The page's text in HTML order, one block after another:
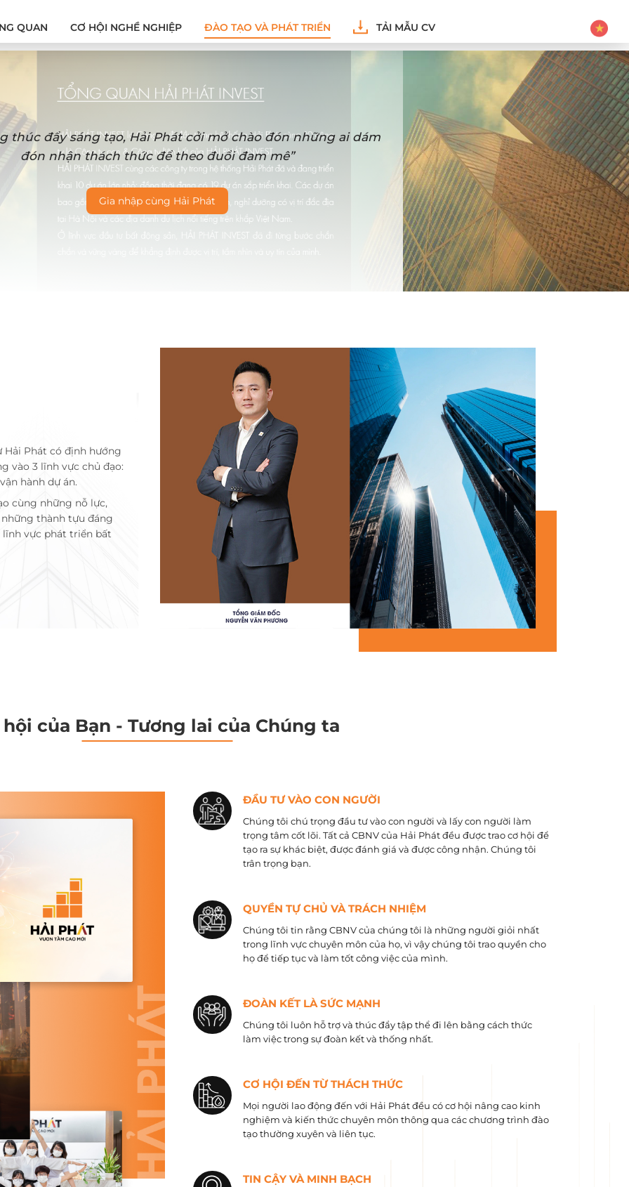
QUAN CƠ HỘI NGHỀ NGHIỆP ĐÀO TẠO VÀ PHÁT TRIỂN TẢI MẪU CV
thúc đẩy sáng tạo, Hải Phát cởi mở chào đón những ai dám
đón nhận thách thức để theo đuổi đam mê”
Gia nhập cùng Hải Phát
Hải Phát có định hướng
vào 3 lĩnh vực chủ đạo:
hành dự án.
cùng những nỗ lực,
những thành tựu đáng
vực phát triển bất
hội của Bạn - Tương lai của Chúng ta
ĐẦU TƯ VÀO CON NGƯỜI
Chúng tôi chú trọng đầu tư vào con người và lấy con người làm
trọng tâm cốt lõi. Tất cả CBNV của Hải Phát đều được trao cơ hội để
tạo ra sự khác biệt, được đánh giá và được công nhận. Chúng tôi
trân trọng bạn.
QUYỀN TỰ CHỦ VÀ TRÁCH NHIỆM
Chúng tôi tin rằng CBNV của chúng tôi là những người giỏi nhất
trong lĩnh vực chuyên môn của họ, vì vậy chúng tôi trao quyền cho
họ để tiếp tục và làm tốt công việc của mình.
ĐOÀN KẾT LÀ SỨC MẠNH
Chúng tôi luôn hỗ trợ và thúc đẩy tập thể đi lên bằng cách thức
làm việc trong sự đoàn kết và thống nhất.
CƠ HỘI ĐẾN TỪ THÁCH THỨC
Mọi người lao động đến với Hải Phát đều có cơ hội nâng cao kinh
nghiệm và kiến ​​thức chuyên môn thông qua các chương trình đào
tạo thường xuyên và liên tục.
TIN CẬY VÀ MINH BẠCH